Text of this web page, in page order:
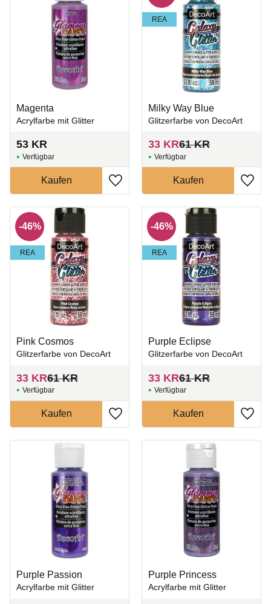
Magenta
Acrylfarbe mit Glitter
53 KR
Zu Favoriten hinzufügen
Milky Way Blue
Glitzerfarbe von DecoArt
33 KR61KR
REA
Zu
Pink Cosmos
Glitzerfarbe von DecoArt
33 KR61KR
46%
REA
Zu Favoriten hinzufügen
Purple Eclipse
Glitzerfarbe von DecoArt
33 KR61KR
46%
REA
Zu
Purple Passion
Acrylfarbe mit Glitter
Purple Princess
Acrylfarbe mit Glitter